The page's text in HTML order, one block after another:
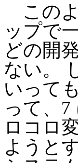
このよ
ップで
どの開
ない。
いって
って、
ロコロ
ようと